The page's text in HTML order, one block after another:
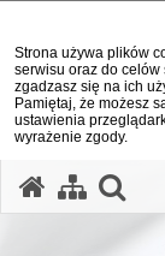
Strona używa plików
serwisu oraz do celów
zgadzasz się na ich
Pamiętaj, że możesz
ustawienia
wyrażenie zgody.